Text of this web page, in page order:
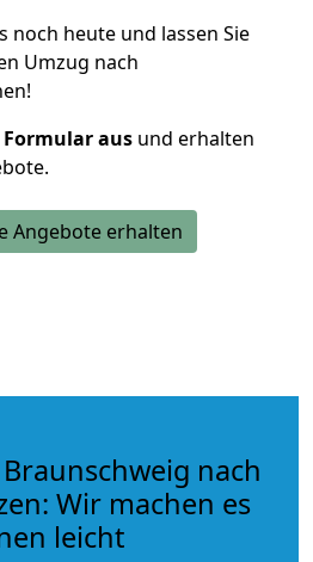
noch heute und lassen Sie
Umzug nach
Formular aus und erhalten
Angebote erhalten
nach
Wir machen es
leicht